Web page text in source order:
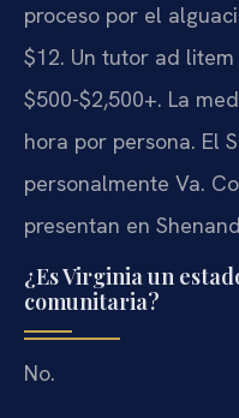
proceso por el
$12. Un tutor ad
$500-$2,500+. La
hora por persona. El
personalmente Va.
presentan en
¿Es Virginia un
comunitaria?
No.